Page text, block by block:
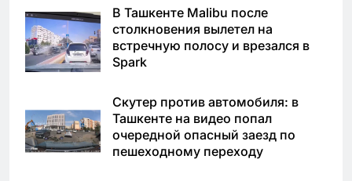
В Ташкенте Malibu после
столкновения вылетел на
встречную полосу и врезался в
Spark
Скутер против автомобиля: в
Ташкенте на видео попал
очередной опасный заезд по
пешеходному переходу